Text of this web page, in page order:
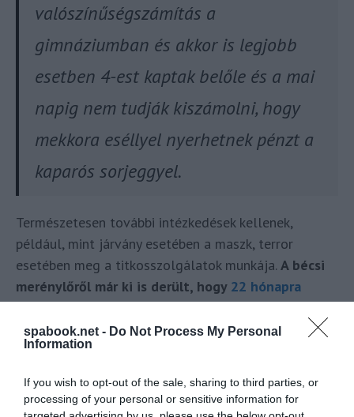
spabook.net - Do Not Process My Personal
Information
If you wish to opt-out of the sale, sharing to third parties, or
processing of your personal or sensitive information for
valószínűségszámítás a
gimnáziumban és akkor is legjobb
esetben 4-est kaptak belőle és a mai
napig nem tudják kiszámolni, hogy
mekkora eséllyel nyerhetnek pénzt a
kaparós sorjeggyel.
Természetesen további intézkedések kellenek,
például, mint járvány esetében a maszk, terror
esetében meg a titkosszolgálatok munkája. A bécsi
merénylőről már ki is derült, hogy 22 hónapra
ítélték terrorizmus előkészületéért, aztán
szabadon engedték pár hónap után. Sőt,kapott
havonta940 EUR, azaz nettó 337500 forint
lakást is. Miért is? Aki ilyent tesz, EU-n kívül kell